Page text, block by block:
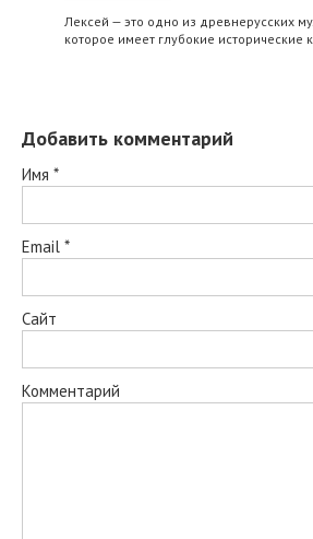
Лексей — это одно из древнерусских
которое имеет глубокие исторические
Добавить комментарий
Имя *
Email *
Сайт
Комментарий